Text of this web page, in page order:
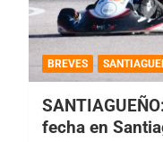
BREVES
fecha en